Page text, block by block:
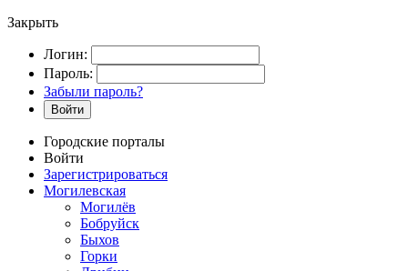
Закрыть
Логин:
Пароль:
Забыли пароль?
Войти
Городские порталы
Войти
Зарегистрироваться
Могилевская
Могилёв
Бобруйск
Быхов
Горки